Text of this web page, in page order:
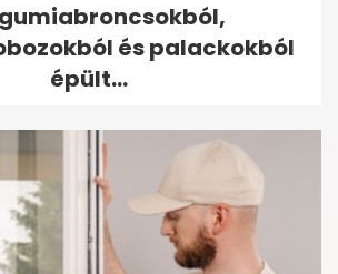
és palackokból
épült...